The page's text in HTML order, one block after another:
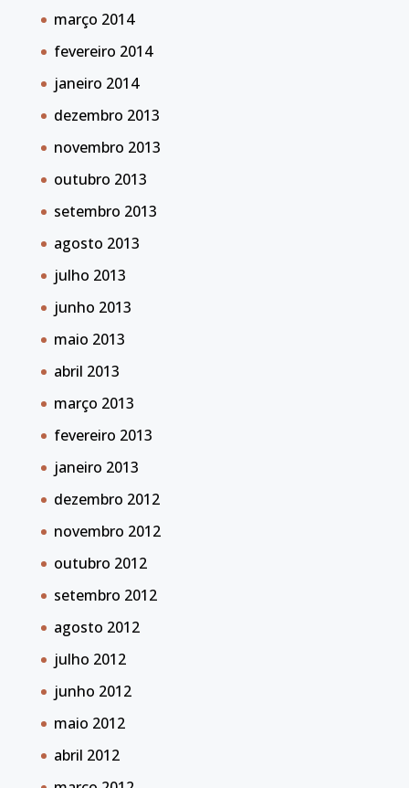
março 2014
fevereiro 2014
janeiro 2014
dezembro 2013
novembro 2013
outubro 2013
setembro 2013
agosto 2013
julho 2013
junho 2013
maio 2013
abril 2013
março 2013
fevereiro 2013
janeiro 2013
dezembro 2012
novembro 2012
outubro 2012
setembro 2012
agosto 2012
julho 2012
junho 2012
maio 2012
abril 2012